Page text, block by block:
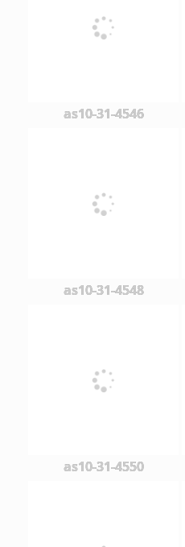
as10-31-4546
as10-31-4548
as10-31-4550